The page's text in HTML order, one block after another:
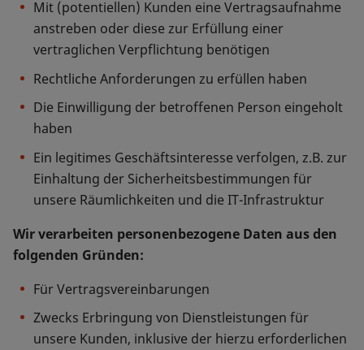
Mit (potentiellen) Kunden eine Vertragsaufnahme
anstreben oder diese zur Erfüllung einer
vertraglichen Verpflichtung benötigen
Rechtliche Anforderungen zu erfüllen haben
Die Einwilligung der betroffenen Person eingeholt
haben
Ein legitimes Geschäftsinteresse verfolgen, z.B. zur
Einhaltung der Sicherheitsbestimmungen für
unsere Räumlichkeiten und die IT-Infrastruktur
Wir verarbeiten personenbezogene Daten aus den
folgenden Gründen:
Für Vertragsvereinbarungen
Zwecks Erbringung von Dienstleistungen für
unsere Kunden, inklusive der hierzu erforderlichen